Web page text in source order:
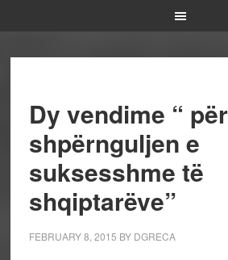
Dy vendime “ për
shpërnguljen e
suksesshme të
shqiptarëve”
FEBRUARY 8, 2015 BY DGRECA